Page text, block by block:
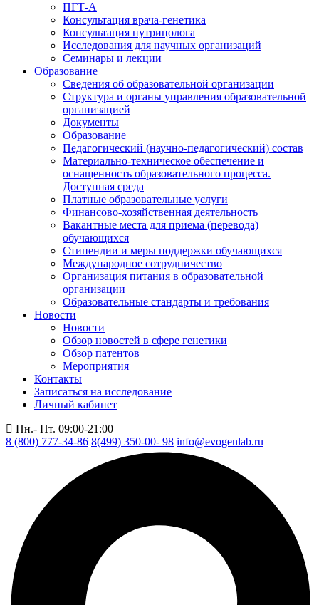
ПГТ-А
Консультация врача-генетика
Консультация нутрицолога
Исследования для научных организаций
Семинары и лекции
Образование
Сведения об образовательной организации
Структура и органы управления образовательной
организацией
Документы
Образование
Педагогический (научно-педагогический) состав
Материально-техническое обеспечение и
оснащенность образовательного процесса.
Доступная среда
Платные образовательные услуги
Финансово-хозяйственная деятельность
Вакантные места для приема (перевода)
обучающихся
Стипендии и меры поддержки обучающихся
Международное сотрудничество
Организация питания в образовательной
организации
Образовательные стандарты и требования
Новости
Новости
Обзор новостей в сфере генетики
Обзор патентов
Мероприятия
Контакты
Записаться на исследование
Личный кабинет
Пн.- Пт. 09:00-21:00
8 (800) 777-34-86 8(499) 350-00- 98 info@evogenlab.ru